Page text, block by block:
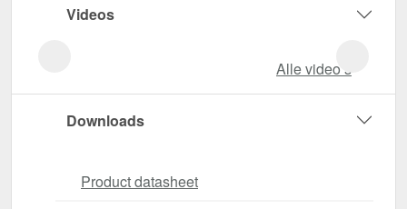
Videos
Alle video‘s
Downloads
Product datasheet